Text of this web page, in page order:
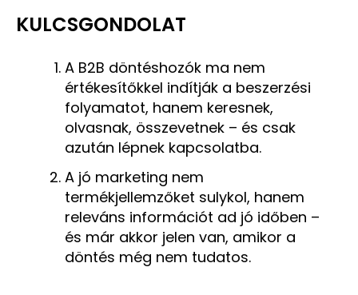
KULCSGONDOLAT
A B2B döntéshozók ma nem
értékesítőkkel indítják a beszerzési
folyamatot, hanem keresnek,
olvasnak, összevetnek – és csak
azután lépnek kapcsolatba.
A jó marketing nem
termékjellemzőket sulykol, hanem
releváns információt ad jó időben –
és már akkor jelen van, amikor a
döntés még nem tudatos.